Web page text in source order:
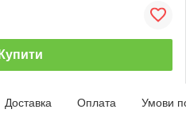
Купити
Доставка Оплата Умови